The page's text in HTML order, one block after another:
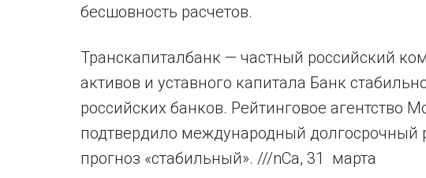
бесшовность расчетов.
Транскапиталбанк — частный российский
активов и уставного капитала Банк
российских банков. Рейтинговое агентство
подтвердило международный долгосрочный
прогноз «стабильный». ///nCa, 31 марта